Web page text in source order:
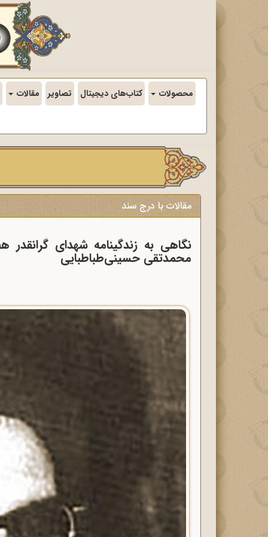
محصولات کتاب‌های دیجیتال تصاویر مقالات
مقالات با درج سند
محمدتقى حسینى‌طباطبایى